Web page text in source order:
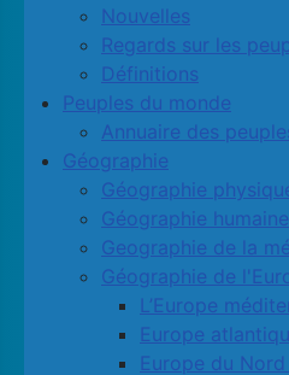
Nouvelles
Regards sur les
Définitions
Peuples du monde
Annuaire des
Géographie
Géographie
Géographie humaine
Geographie de la
Géographie de
L’Europe
Europe
Europe du